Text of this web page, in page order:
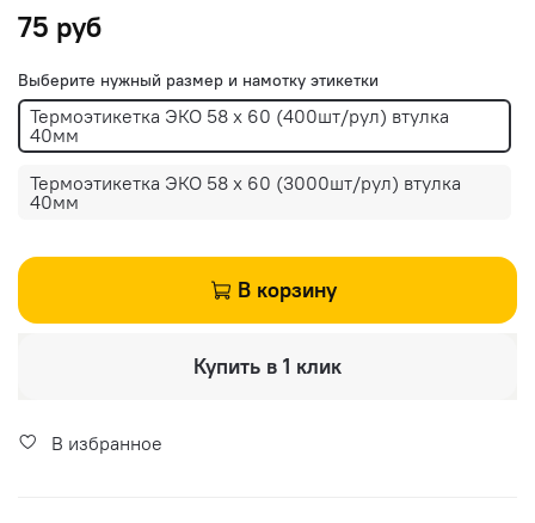
75 руб
Выберите нужный размер и намотку этикетки
Термоэтикетка ЭКО 58 х 60 (400шт/рул) втулка
40мм
Термоэтикетка ЭКО 58 х 60 (3000шт/рул) втулка
40мм
В корзину
Купить в 1 клик
В избранное